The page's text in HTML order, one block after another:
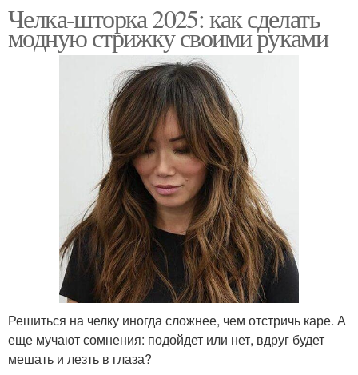
Челка-шторка 2025: как сделать
модную стрижку своими руками
Решиться на челку иногда сложнее, чем отстричь каре. А
еще мучают сомнения: подойдет или нет, вдруг будет
мешать и лезть в глаза?